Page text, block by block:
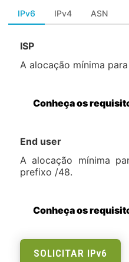
IPv6 IPv4 ASN
ISP
A alocação mínima
Conheça os
End user
A alocação mínima
prefixo /48.
Conheça os
SOLICITAR IPV6